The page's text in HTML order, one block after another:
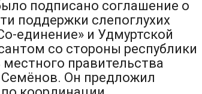
подписано соглашение о
поддержки слепоглухих
единение» и Удмуртской
со стороны республики
правительства
Он предложил